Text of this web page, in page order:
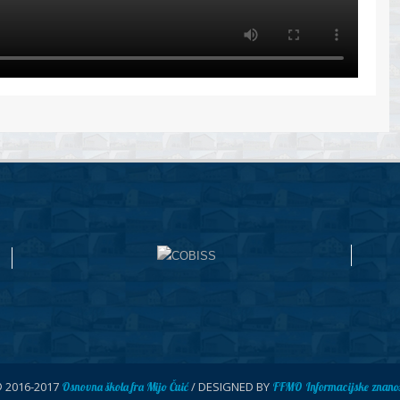
2017 Osnovna škola fra Mijo Čuić/ DESIGNED BY FFMO Informacijske